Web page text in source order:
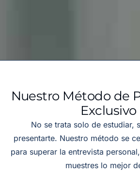
Nuestro Método de
Exclusivo
No se trata solo de estudiar,
presentarte. Nuestro método se
para superar la entrevista
muestres lo mejor